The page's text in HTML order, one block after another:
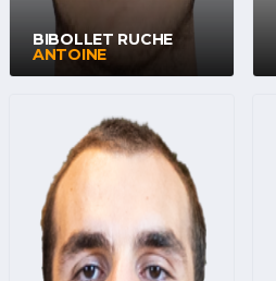
BIBOLLET RUCHE
ANTOINE